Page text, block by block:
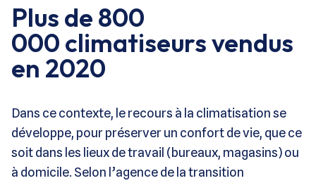
Plus de 800
000 climatiseurs vendus
en 2020
Dans ce contexte, le recours à la climatisation se
développe, pour préserver un confort de vie, que ce
soit dans les lieux de travail (bureaux, magasins) ou
à domicile. Selon l’agence de la transition